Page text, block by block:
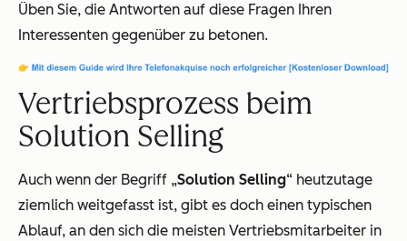
Üben Sie, die Antworten auf diese Fragen Ihren
Interessenten gegenüber zu betonen.
Vertriebsprozess beim
Solution Selling
Auch wenn der Begriff „Solution Selling“ heutzutage
ziemlich weitgefasst ist, gibt es doch einen typischen
Ablauf, an den sich die meisten Vertriebsmitarbeiter in